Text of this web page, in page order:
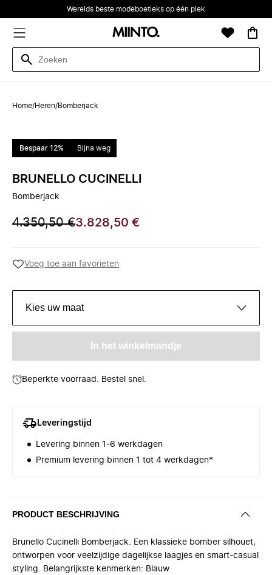
Werelds beste modeboetieks op één plek
Home/Heren/Bomberjack
Bespaar 12% Bijna weg
BRUNELLO CUCINELLI
Bomberjack
4.350,50 €3.828,50 €
Voeg toe aan favorieten
Kies uw maat
In het winkelmandje
Beperkte voorraad. Bestel snel.
Leveringstijd
Levering binnen 1-6 werkdagen
Premium levering binnen 1 tot 4 werkdagen*
PRODUCT BESCHRIJVING
Brunello Cucinelli Bomberjack. Een klassieke bomber silhouet,
ontworpen voor veelzijdige dagelijkse laagjes en smart-casual
styling. Belangrijkste kenmerken: Blauw